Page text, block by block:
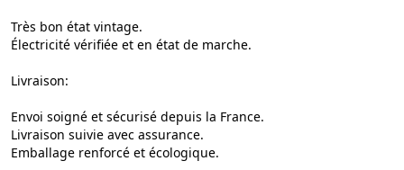
Très bon état vintage.
Électricité vérifiée et en état de marche.
Livraison:
Envoi soigné et sécurisé depuis la France.
Livraison suivie avec assurance.
Emballage renforcé et écologique.